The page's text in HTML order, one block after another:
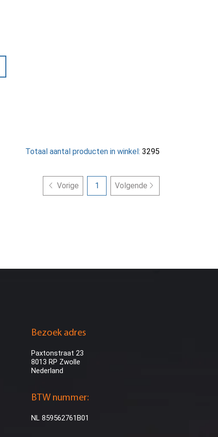
Totaal aantal producten in winkel: 3295
Vorige 1 Volgende
Bezoek adres
Paxtonstraat 23
8013 RP Zwolle
Nederland
BTW nummer:
NL 859562761B01